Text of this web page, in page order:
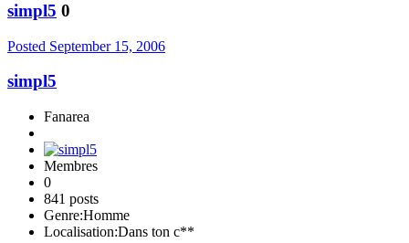
simpl5 0
Posted September 15, 2006
simpl5
Fanarea
Membres
0
841 posts
Genre:Homme
Localisation:Dans ton c**